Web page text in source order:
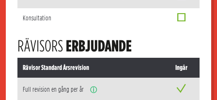
Konsultation
RÄVISORSERBJUDANDE
Rävisor Standard Årsrevision Ingår
Full revision en gång per år ⓘ